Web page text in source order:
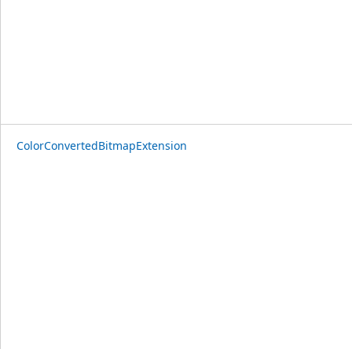
ColorConvertedBitmapExtension